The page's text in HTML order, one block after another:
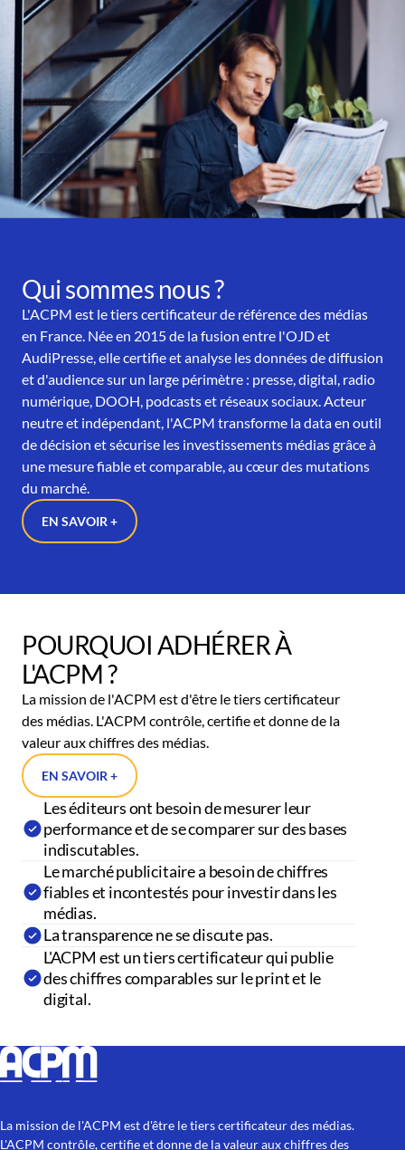
Qui sommes nous ?
L'ACPM est le tiers certificateur de référence des médias
en France. Née en 2015 de la fusion entre l'OJD et
AudiPresse, elle certifie et analyse les données de diffusion
et d'audience sur un large périmètre : presse, digital, radio
numérique, DOOH, podcasts et réseaux sociaux. Acteur
neutre et indépendant, l'ACPM transforme la data en outil
de décision et sécurise les investissements médias grâce à
une mesure fiable et comparable, au cœur des mutations
du marché.
EN SAVOIR +
POURQUOI ADHÉRER À
L'ACPM ?
La mission de l'ACPM est d'être le tiers certificateur
des médias. L'ACPM contrôle, certifie et donne de la
valeur aux chiffres des médias.
EN SAVOIR +
Les éditeurs ont besoin de mesurer leur
performance et de se comparer sur des bases
indiscutables.
Le marché publicitaire a besoin de chiffres
fiables et incontestés pour investir dans les
médias.
La transparence ne se discute pas.
L'ACPM est un tiers certificateur qui publie
des chiffres comparables sur le print et le
digital.
La mission de l'ACPM est d'être le tiers certificateur des médias.
L'ACPM contrôle, certifie et donne de la valeur aux chiffres des